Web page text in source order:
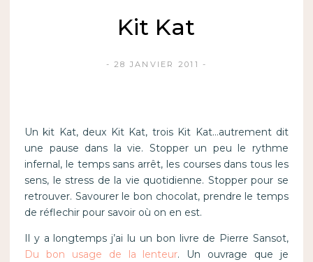
Kit Kat
28 JANVIER 2011
Un kit Kat, deux Kit Kat, trois Kit Kat…autrement dit
une pause dans la vie. Stopper un peu le rythme
infernal, le temps sans arrêt, les courses dans tous les
sens, le stress de la vie quotidienne. Stopper pour se
retrouver. Savourer le bon chocolat, prendre le temps
de réflechir pour savoir où on en est.
Il y a longtemps j’ai lu un bon livre de Pierre Sansot,
Du bon usage de la lenteur. Un ouvrage que je